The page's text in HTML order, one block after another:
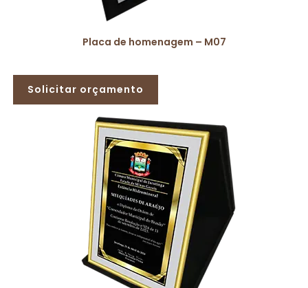
Placa de homenagem – M07
Solicitar orçamento